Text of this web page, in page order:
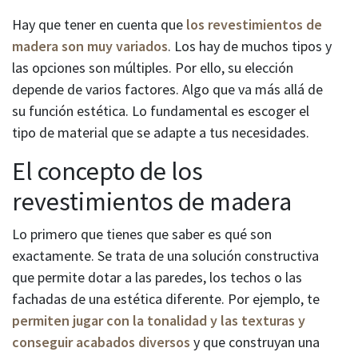
Hay que tener en cuenta que los revestimientos de
madera son muy variados. Los hay de muchos tipos y
las opciones son múltiples. Por ello, su elección
depende de varios factores. Algo que va más allá de
su función estética. Lo fundamental es escoger el
tipo de material que se adapte a tus necesidades.
El concepto de los
revestimientos de madera
Lo primero que tienes que saber es qué son
exactamente. Se trata de una solución constructiva
que permite dotar a las paredes, los techos o las
fachadas de una estética diferente. Por ejemplo, te
permiten jugar con la tonalidad y las texturas y
conseguir acabados diversos y que construyan una